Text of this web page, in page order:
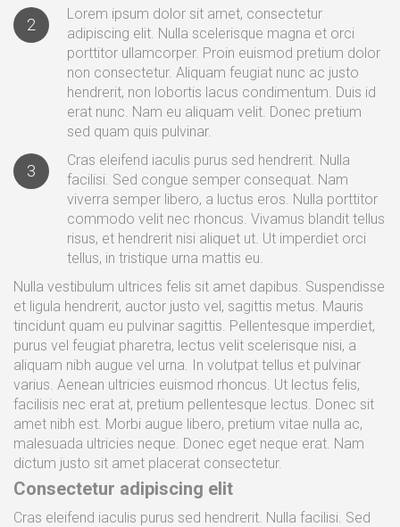
2
Lorem ipsum dolor sit amet, consectetur
adipiscing elit. Nulla scelerisque magna et orci
porttitor ullamcorper. Proin euismod pretium dolor
non consectetur. Aliquam feugiat nunc ac justo
hendrerit, non lobortis lacus condimentum. Duis id
erat nunc. Nam eu aliquam velit. Donec pretium
sed quam quis pulvinar.
3
Cras eleifend iaculis purus sed hendrerit. Nulla
facilisi. Sed congue semper consequat. Nam
viverra semper libero, a luctus eros. Nulla porttitor
commodo velit nec rhoncus. Vivamus blandit tellus
risus, et hendrerit nisi aliquet ut. Ut imperdiet orci
tellus, in tristique urna mattis eu.
Nulla vestibulum ultrices felis sit amet dapibus. Suspendisse
et ligula hendrerit, auctor justo vel, sagittis metus. Mauris
tincidunt quam eu pulvinar sagittis. Pellentesque imperdiet,
purus vel feugiat pharetra, lectus velit scelerisque nisi, a
aliquam nibh augue vel urna. In volutpat tellus et pulvinar
varius. Aenean ultricies euismod rhoncus. Ut lectus felis,
facilisis nec erat at, pretium pellentesque lectus. Donec sit
amet nibh est. Morbi augue libero, pretium vitae nulla ac,
malesuada ultricies neque. Donec eget neque erat. Nam
dictum justo sit amet placerat consectetur.
Consectetur adipiscing elit
Cras eleifend iaculis purus sed hendrerit. Nulla facilisi. Sed